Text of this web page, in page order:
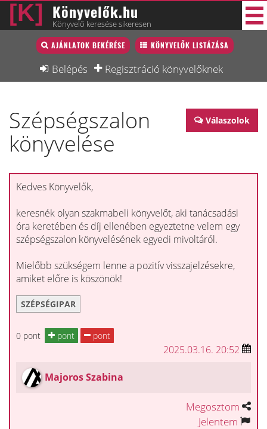
Könyvelők.hu
Könyvelő keresése sikeresen
AJÁNLATOK BEKÉRÉSE KÖNYVELŐK LISTÁZÁSA
Belépés Regisztráció könyvelőknek
Könyvelő lista
Könyvelési munkák
Interjú
Blog
Képzésnaptár
Válaszolok
Szépségszalon
könyvelése
Kedves Könyvelők,
keresnék olyan szakmabeli könyvelőt, aki tanácsadási
óra keretében és díj ellenében egyeztetne velem egy
szépségszalon könyvelésének egyedi mivoltáról.
Mielőbb szükségem lenne a pozitív visszajelzésekre,
amiket előre is köszönök!
SZÉPSÉGIPAR
0 pont pont pont
2025.03.16. 20:52
Majoros Szabina
Megosztom
Jelentem